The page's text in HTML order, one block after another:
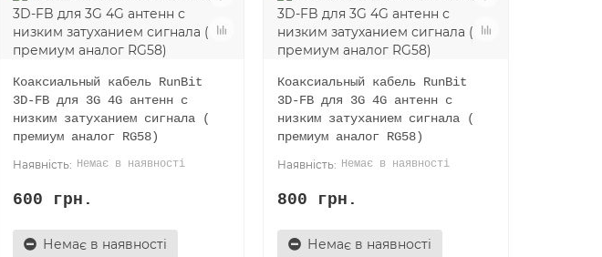
Коаксиальный кабель RunBit
3D-FB для 3G 4G антенн с
низким затуханием сигнала (
премиум аналог RG58)
Немає в наявності
600 грн.
Немає в наявності
Коаксиальный кабель RunBit
3D-FB для 3G 4G антенн с
низким затуханием сигнала (
премиум аналог RG58)
Немає в наявності
800 грн.
Немає в наявності